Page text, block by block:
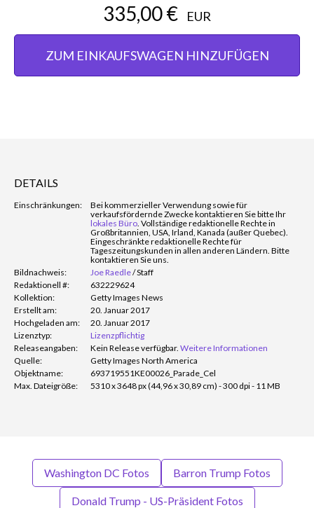
335,00 € EUR
ZUM EINKAUFSWAGEN HINZUFÜGEN
DETAILS
Einschränkungen:
Bei kommerzieller Verwendung sowie für
verkaufsfördernde Zwecke kontaktieren Sie bitte Ihr
lokales Büro . Vollständige redaktionelle Rechte in
Großbritannien, USA, Irland, Kanada (außer Quebec).
Eingeschränkte redaktionelle Rechte für
Tageszeitungskunden in allen anderen Ländern. Bitte
kontaktieren Sie uns.
Bildnachweis:
Joe Raedle/Staff
Redaktionell #:
632229624
Kollektion:
Getty Images News
Erstellt am:
20. Januar 2017
Hochgeladen am:
20. Januar 2017
Lizenztyp:
Lizenzpflichtig
Releaseangaben:
Kein Release verfügbar. Weitere Informationen
Quelle:
Getty Images North America
Objektname:
693719551KE00026_Parade_Cel
Max. Dateigröße:
5310 x 3648 px (44,96 x 30,89 cm) - 300 dpi - 11 MB
Washington DC Fotos Barron Trump Fotos
Donald Trump - US-Präsident Fotos